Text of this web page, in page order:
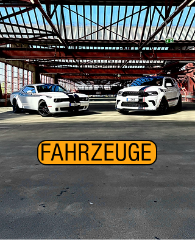
FAHRZEUGE